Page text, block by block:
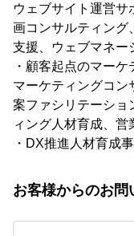
ウェブサイト運営サ
画コンサルティング
支援、ウェブマネー
・顧客起点のマー
マーケティングコン
案ファシリテーショ
ィング人材育成、
・DX推進人材育成
お客様からのお問